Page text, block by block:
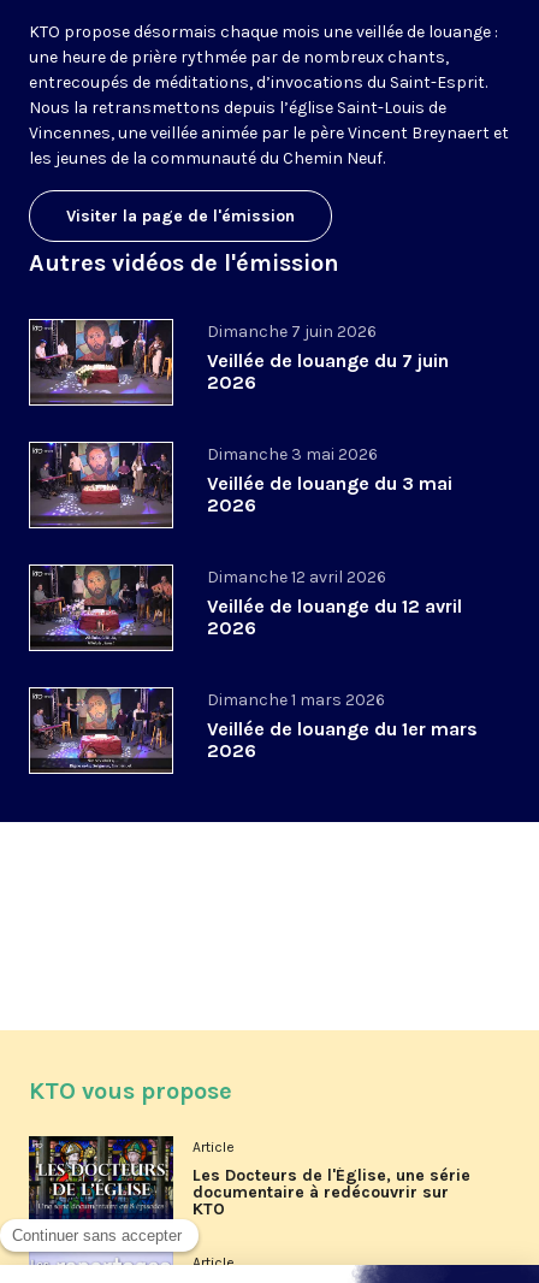
KTO propose désormais chaque mois une veillée de louange :
une heure de prière rythmée par de nombreux chants,
entrecoupés de méditations, d’invocations du Saint-Esprit.
Nous la retransmettons depuis l’église Saint-Louis de
Vincennes, une veillée animée par le père Vincent Breynaert et
les jeunes de la communauté du Chemin Neuf.
Visiter la page de l'émission
Autres vidéos de l'émission
Dimanche 7 juin 2026
Veillée de louange du 7 juin
2026
Dimanche 3 mai 2026
Veillée de louange du 3 mai
2026
Dimanche 12 avril 2026
Veillée de louange du 12 avril
2026
Dimanche 1 mars 2026
Veillée de louange du 1er mars
2026
KTO vous propose
Article
Les Docteurs de l'Église, une série
documentaire à redécouvrir sur
KTO
Article